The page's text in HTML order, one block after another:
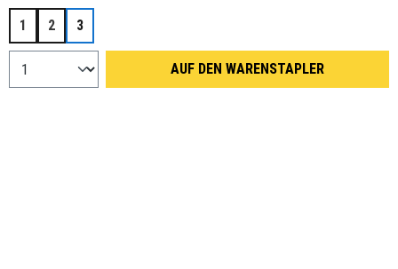
1 2 3
AUF DEN WARENSTAPLER